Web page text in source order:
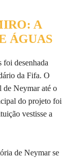
A
ÁGUAS
foi desenhada
da Fifa. O
de Neymar até o
do projeto foi
vestisse a
de Neymar se